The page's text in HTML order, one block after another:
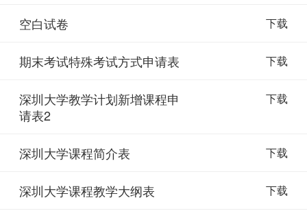
空白试卷 下载
期末考试特殊考试方式申请表 下载
深圳大学教学计划新增课程申
请表2
下载
深圳大学课程简介表 下载
深圳大学课程教学大纲表 下载